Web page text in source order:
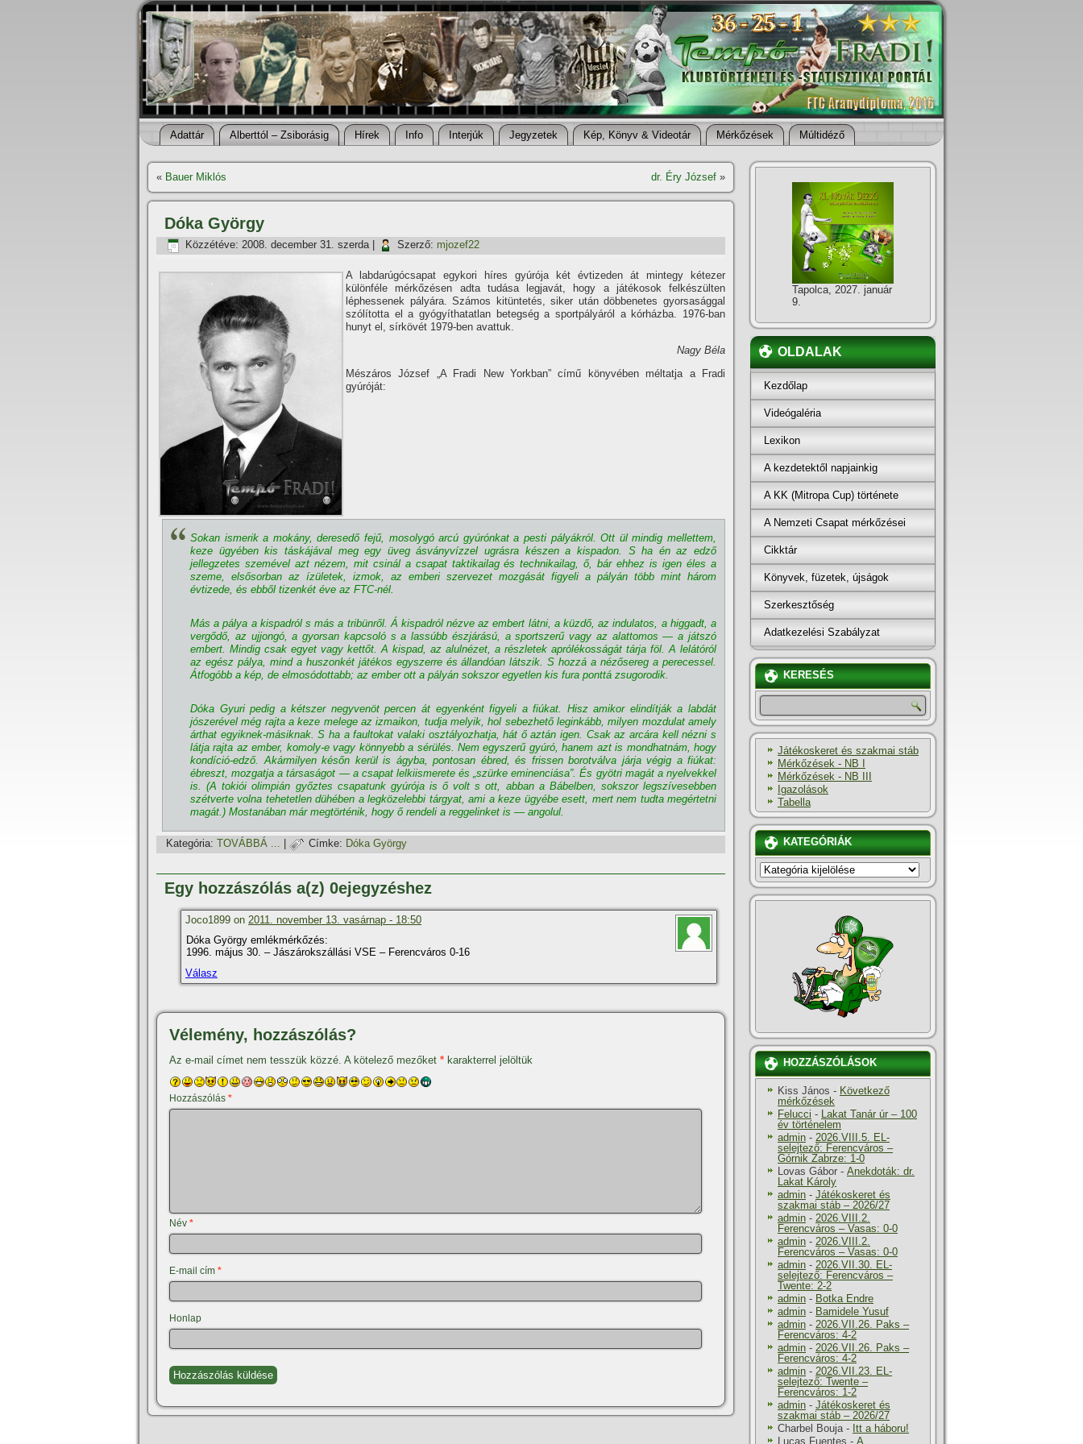
Adattár Alberttól – Zsiborásig Hí­rek Info Interjúk Jegyzetek Kép, Könyv & Videotár Mérkőzések Múltidéző
« Bauer Miklós dr. Éry József »
Dóka György
Közzétéve: 2008. december 31. szerda| Szerző: mjozef22
A labdarúgócsapat egykori hí­res gyúrója két évtizeden át mintegy kétezer
különféle mérkőzésen adta tudása legjavát, hogy a játékosok felkészülten
léphessenek pályára. Számos kitüntetés, siker után döbbenetes gyorsasággal
szólí­totta el a gyógyí­thatatlan betegség a sportpályáról a kórházba. 1976-ban
hunyt el, sí­rkövét 1979-ben avattuk.
Nagy Béla
Mészáros József „A Fradi New Yorkban” cí­mű könyvében méltatja a Fradi
gyúróját:
Sokan ismerik a mokány, deresedő fejű, mosolygó arcú gyúrónkat a pesti pályákról. Ott ül mindig mellettem,
keze ügyében kis táskájával meg egy üveg ásványví­zzel ugrásra készen a kispadon. S ha én az edző
jellegzetes szemével azt nézem, mit csinál a csapat taktikailag és technikailag, ő, bár ehhez is igen éles a
szeme, elsősorban az í­zületek, izmok, az emberi szervezet mozgását figyeli a pályán több mint három
évtizede, és ebből tizenkét éve az FTC-nél.
Más a pálya a kispadról s más a tribünről. Á kispadról nézve az embert látni, a küzdő, az indulatos, a higgadt, a
vergődő, az ujjongó, a gyorsan kapcsoló s a lassúbb észjárású, a sportszerű vagy az alattomos — a játszó
embert. Mindig csak egyet vagy kettőt. A kispad, az alulnézet, a részletek aprólékosságát tárja föl. A lelátóról
az egész pálya, mind a huszonkét játékos egyszerre és állandóan látszik. S hozzá a nézősereg a perecessel.
Átfogóbb a kép, de elmosódottabb; az ember ott a pályán sokszor egyetlen kis fura ponttá zsugorodik.
Dóka Gyuri pedig a kétszer negyvenöt percen át egyenként figyeli a fiúkat. Hisz amikor elindí­tják a labdát
jószerével még rajta a keze melege az izmaikon, tudja melyik, hol sebezhető leginkább, milyen mozdulat amely
árthat egyiknek-másiknak. S ha a faultokat valaki osztályozhatja, hát ő aztán igen. Csak az arcára kell nézni s
látja rajta az ember, komoly-e vagy könnyebb a sérülés. Nem egyszerű gyúró, hanem azt is mondhatnám, hogy
kondí­ció-edző. Akármilyen későn kerül is ágyba, pontosan ébred, és frissen borotválva járja végig a fiúkat:
ébreszt, mozgatja a társaságot — a csapat lelkiismerete és „szürke eminenciása”. És gyötri magát a nyelvekkel
is. (A tokiói olimpián győztes csapatunk gyúrója is ő volt s ott, abban a Bábelben, sokszor legszí­vesebben
szétverte volna tehetetlen dühében a legközelebbi tárgyat, ami a keze ügyébe esett, mert nem tudta megértetni
magát.) Mostanában már megtörténik, hogy ő rendeli a reggelinket is — angolul.
Kategória: TOVÁBBÁ ... Címke: Dóka György
Egy hozzászólás a(z) 0ejegyzéshez
Joco1899 on 2011. november 13. vasárnap - 18:50
Dóka György emlékmérkőzés:
1996. május 30. – Jászárokszállási VSE – Ferencváros 0-16
Válasz
Vélemény, hozzászólás?
Az e-mail címet nem tesszük közzé. A kötelező mezőket * karakterrel jelöltük
Hozzászólás *
Név *
E-mail cím *
Honlap
Tapolca, 2027. január
9.
OLDALAK
Kezdőlap
Videógaléria
Lexikon
A kezdetektől napjainkig
A KK (Mitropa Cup) története
A Nemzeti Csapat mérkőzései
Cikktár
Könyvek, füzetek, újságok
Szerkesztőség
Adatkezelési Szabályzat
KERESÉS
Játékoskeret és szakmai stáb
Mérkőzések - NB I
Mérkőzések - NB III
Igazolások
Tabella
KATEGÓRIÁK
KATEGÓRIÁK
HOZZÁSZÓLÁSOK
Kiss János - Következő
mérkőzések
Felucci - Lakat Tanár úr – 100
év történelem
admin - 2026.VIII.5. EL-
selejtező: Ferencváros –
Górnik Zabrze: 1-0
Lovas Gábor - Anekdoták: dr.
Lakat Károly
admin - Játékoskeret és
szakmai stáb – 2026/27
admin - 2026.VIII.2.
Ferencváros – Vasas: 0-0
admin - 2026.VIII.2.
Ferencváros – Vasas: 0-0
admin - 2026.VII.30. EL-
selejtező: Ferencváros –
Twente: 2-2
admin - Botka Endre
admin - Bamidele Yusuf
admin - 2026.VII.26. Paks –
Ferencváros: 4-2
admin - 2026.VII.26. Paks –
Ferencváros: 4-2
admin - 2026.VII.23. EL-
selejtező: Twente –
Ferencváros: 1-2
admin - Játékoskeret és
szakmai stáb – 2026/27
Charbel Bouja- Itt a háboru!
Lucas Fuentes - A